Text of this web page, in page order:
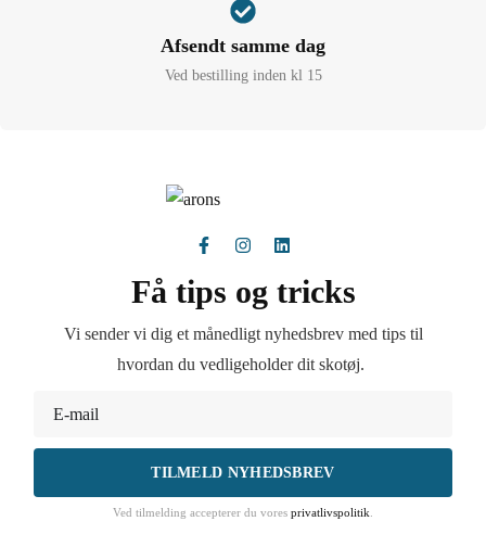
Afsendt samme dag
Ved bestilling inden kl 15
Få tips og tricks
Vi sender vi dig et månedligt nyhedsbrev med tips til
hvordan du vedligeholder dit skotøj.
TILMELD NYHEDSBREV
Ved tilmelding accepterer du vores privatlivspolitik